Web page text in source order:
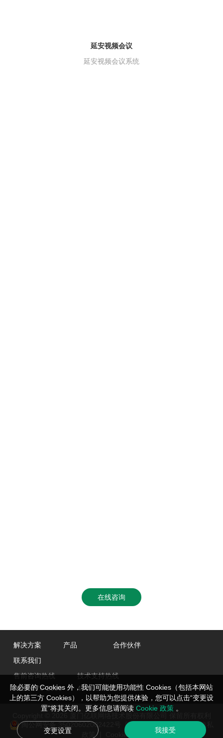
延安视频会议
延安视频会议系统
在线咨询
解决方案 产品
合作伙伴
联系我们
售前咨询热线
0592-570-2000
技术支持热线
400-057-0200
闽公网安备 35020602002422号
闽ICP备05019651号-2
隐私
政策 | Cookie管理
除必要的 Cookies 外，我们可能使用功能性 Cookies（包括本网站
上的第三方 Cookies），以帮助为您提供体验，您可以点击“变更设
置”将其关闭。更多信息请阅读 Cookie 政策 。
变更设置 我接受